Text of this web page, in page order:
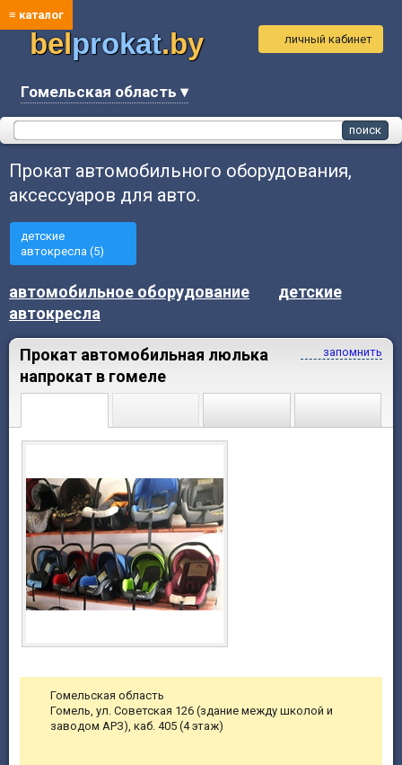
≡ каталог
belprokat.by
Гомельская область ▾
личный кабинет
Прокат автомобильного оборудования,
аксессуаров для авто.
детские
автокресла (5)
автомобильное оборудование
детские
автокресла
запомнить
Прокат автомобильная люлька
напрокат в гомеле
Гомельская область
Гомель, ул. Советская 126 (здание между школой и
заводом АРЗ), каб. 405 (4 этаж)